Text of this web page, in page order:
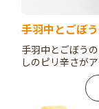
手羽中とごぼ
手羽中とごぼう
しのピリ辛さが